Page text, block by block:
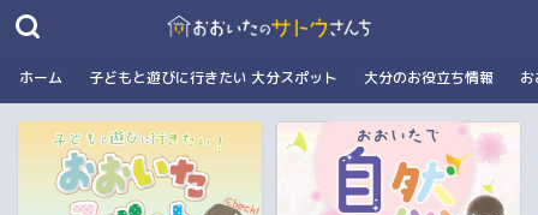
ホーム 子どもと遊びに行きたい 大分スポット 大分のお役立ち情報